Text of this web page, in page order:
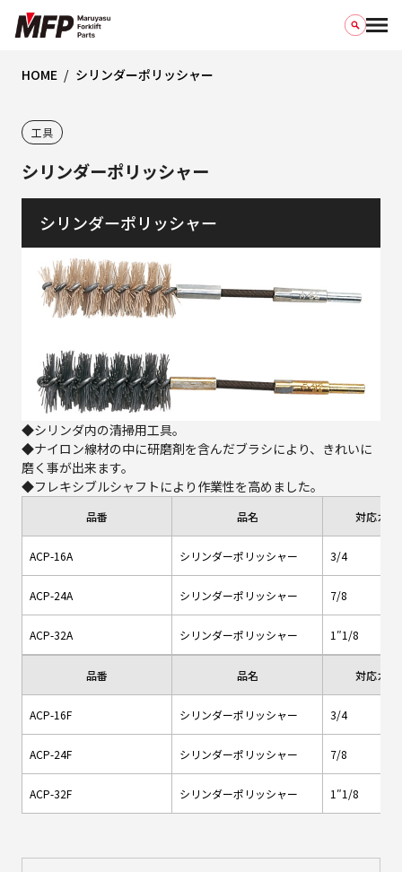
HOME シリンダーポリッシャー
工具
シリンダーポリッシャー
シリンダーポリッシャー
◆シリンダ内の清掃用工具。
◆ナイロン線材の中に研磨剤を含んだブラシにより、きれいに
磨く事が出来ます。
◆フレキシブルシャフトにより作業性を高めました。
品番 品名 対応カッ
ACP-16A シリンダーポリッシャー 3/4
ACP-24A シリンダーポリッシャー 7/8
ACP-32A シリンダーポリッシャー 1″1/8
品番 品名 対応カッ
ACP-16F シリンダーポリッシャー 3/4
ACP-24F シリンダーポリッシャー 7/8
ACP-32F シリンダーポリッシャー 1″1/8